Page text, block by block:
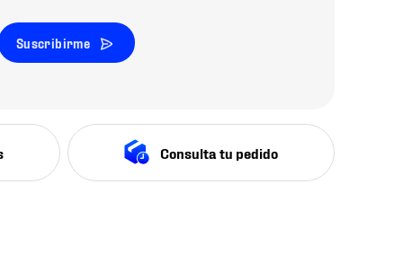
Suscribirme
Consulta tu pedido